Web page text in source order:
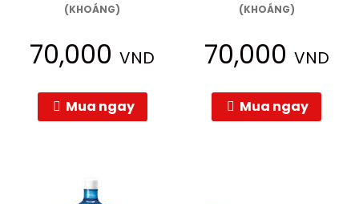
(KHOÁNG)
70,000VND
Mua ngay
(KHOÁNG)
70,000 VND
Mua ngay